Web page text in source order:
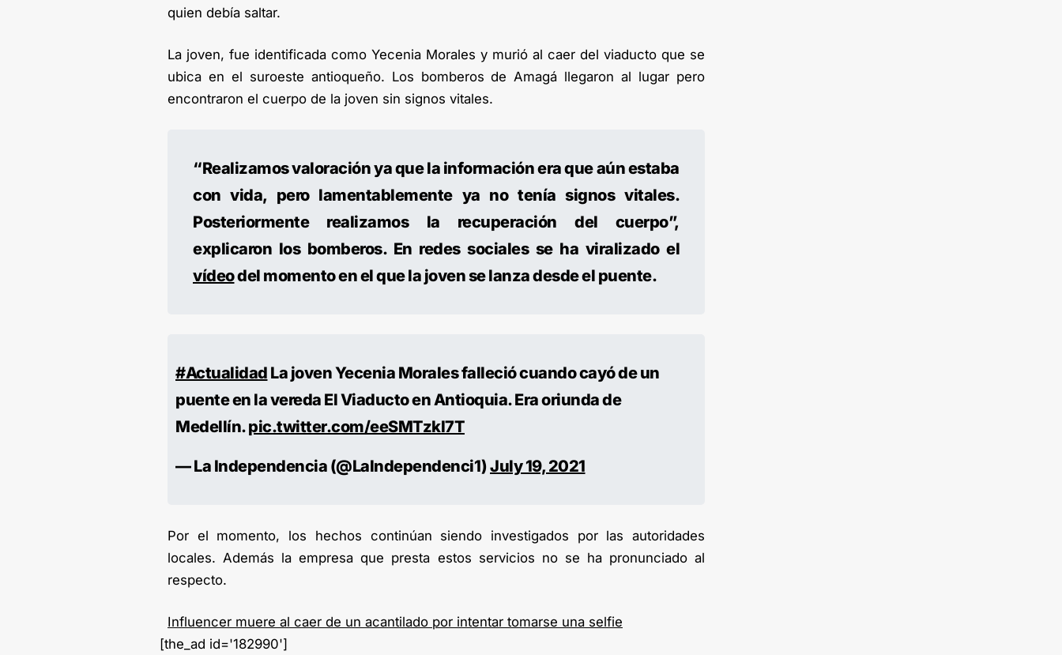
quien debía saltar.
La joven, fue identificada como Yecenia Morales y murió al caer del viaducto que se
ubica en el suroeste antioqueño. Los bomberos de Amagá llegaron al lugar pero
encontraron el cuerpo de la joven sin signos vitales.
“Realizamos valoración ya que la información era que aún estaba
con vida, pero lamentablemente ya no tenía signos vitales.
Posteriormente realizamos la recuperación del cuerpo”,
explicaron los bomberos. En redes sociales se ha viralizado el
vídeodel momento en el que la joven se lanza desde el puente.
#Actualidad La joven Yecenia Morales falleció cuando cayó de un
puente en la vereda El Viaducto en Antioquia. Era oriunda de
Medellín.pic.twitter.com/eeSMTzkI7T
— La Independencia (@LaIndependenci1)July 19, 2021
Por el momento, los hechos continúan siendo investigados por las autoridades
locales. Además la empresa que presta estos servicios no se ha pronunciado al
respecto.
Influencer muere al caer de un acantilado por intentar tomarse una selfie
[the_ad id='182990']